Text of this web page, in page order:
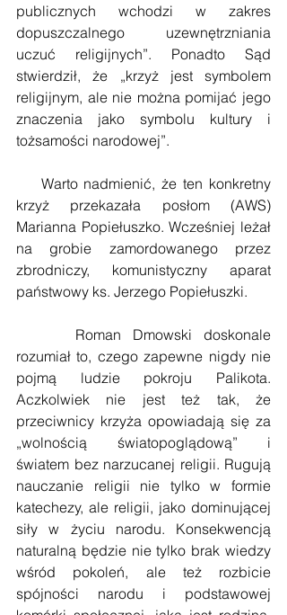
publicznych wchodzi w zakres
dopuszczalnego uzewnętrzniania
uczuć religijnych”. Ponadto Sąd
stwierdził, że „krzyż jest symbolem
religijnym, ale nie można pomijać jego
znaczenia jako symbolu kultury i
tożsamości narodowej”.
Warto nadmienić, że ten konkretny
krzyż przekazała posłom (AWS)
Marianna Popiełuszko. Wcześniej leżał
na grobie zamordowanego przez
zbrodniczy, komunistyczny aparat
państwowy ks. Jerzego Popiełuszki.
Roman Dmowski doskonale
rozumiał to, czego zapewne nigdy nie
pojmą ludzie pokroju Palikota.
Aczkolwiek nie jest też tak, że
przeciwnicy krzyża opowiadają się za
„wolnością światopoglądową” i
światem bez narzucanej religii. Rugują
nauczanie religii nie tylko w formie
katechezy, ale religii, jako dominującej
siły w życiu narodu. Konsekwencją
naturalną będzie nie tylko brak wiedzy
wśród pokoleń, ale też rozbicie
spójności narodu i podstawowej